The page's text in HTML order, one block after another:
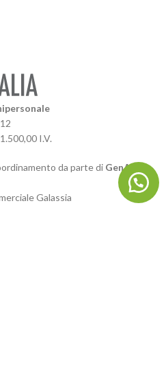
I.V.
da parte di GenALFA
Galassia